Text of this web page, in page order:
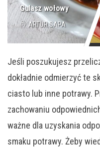
Gulasz wołowy
By ARTUR SAPA
Jeśli poszukujesz
dokładnie odmierzyć te
ciasto lub inne potrawy.
zachowaniu
ważne dla uzyskania
smaku potrawy. Żeby